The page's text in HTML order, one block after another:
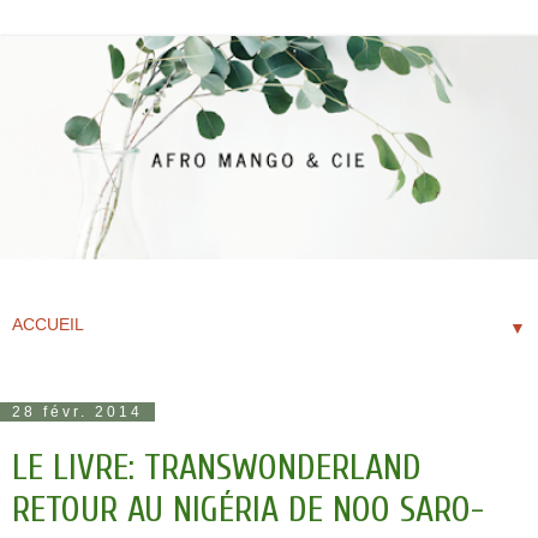
▼
28 févr. 2014
LE LIVRE: TRANSWONDERLAND
RETOUR AU NIGÉRIA DE NOO SARO-